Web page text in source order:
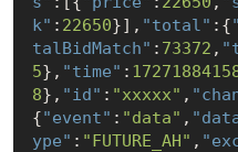
k" : 22650}], "total" :{
talBidMatch" : 73372 ,
5}, "time" :
8}, "id" : "xxxxx" ,
{"event" : "data" ,
ype" : "FUTURE_AH" ,